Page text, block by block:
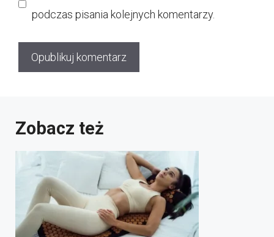
podczas pisania kolejnych komentarzy.
Zobacz też